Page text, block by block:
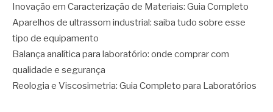
Inovação em Caracterização de Materiais: Guia Completo
Aparelhos de ultrassom industrial: saiba tudo sobre esse
tipo de equipamento
Balança analítica para laboratório: onde comprar com
qualidade e segurança
Reologia e Viscosimetria: Guia Completo para Laboratórios